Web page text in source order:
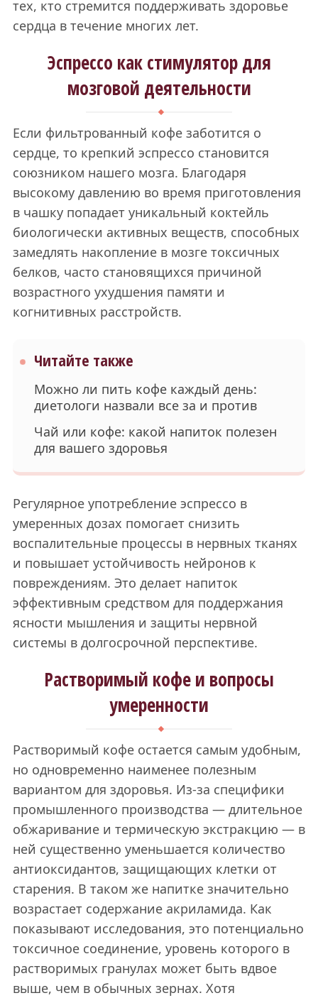
тех, кто стремится поддерживать здоровье
сердца в течение многих лет.
Эспрессо как стимулятор для
мозговой деятельности
Если фильтрованный кофе заботится о
сердце, то крепкий эспрессо становится
союзником нашего мозга. Благодаря
высокому давлению во время приготовления
в чашку попадает уникальный коктейль
биологически активных веществ, способных
замедлять накопление в мозге токсичных
белков, часто становящихся причиной
возрастного ухудшения памяти и
когнитивных расстройств.
Читайте также
Можно ли пить кофе каждый день:
диетологи назвали все за и против
Чай или кофе: какой напиток полезен
для вашего здоровья
Регулярное употребление эспрессо в
умеренных дозах помогает снизить
воспалительные процессы в нервных тканях
и повышает устойчивость нейронов к
повреждениям. Это делает напиток
эффективным средством для поддержания
ясности мышления и защиты нервной
системы в долгосрочной перспективе.
Растворимый кофе и вопросы
умеренности
Растворимый кофе остается самым удобным,
но одновременно наименее полезным
вариантом для здоровья. Из-за специфики
промышленного производства — длительное
обжаривание и термическую экстракцию — в
ней существенно уменьшается количество
антиоксидантов, защищающих клетки от
старения. В таком же напитке значительно
возрастает содержание акриламида. Как
показывают исследования, это потенциально
токсичное соединение, уровень которого в
растворимых гранулах может быть вдвое
выше, чем в обычных зернах. Хотя